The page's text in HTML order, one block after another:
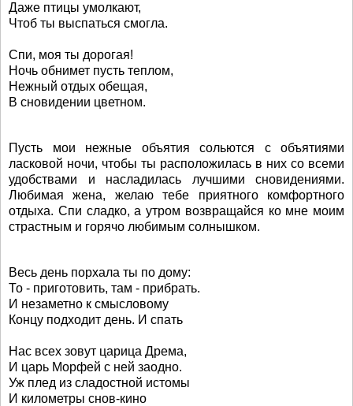
Даже птицы умолкают,
Чтоб ты выспаться смогла.
Спи, моя ты дорогая!
Ночь обнимет пусть теплом,
Нежный отдых обещая,
В сновидении цветном.
Пусть мои нежные объятия сольются с объятиями
ласковой ночи, чтобы ты расположилась в них со всеми
удобствами и насладилась лучшими сновидениями.
Любимая жена, желаю тебе приятного комфортного
отдыха. Спи сладко, а утром возвращайся ко мне моим
страстным и горячо любимым солнышком.
Весь день порхала ты по дому:
То - приготовить, там - прибрать.
И незаметно к смысловому
Концу подходит день. И спать
Нас всех зовут царица Дрема,
И царь Морфей с ней заодно.
Уж плед из сладостной истомы
И километры снов-кино